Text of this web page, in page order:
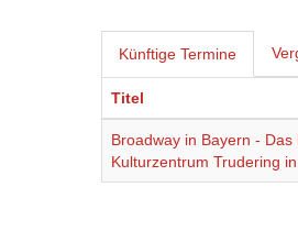
Haupt-Reiter
Künftige Termine (aktiver
Reiter)
Titel
Broadway in Bayern -
Kulturzentrum Trudering